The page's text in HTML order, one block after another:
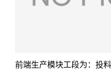
前端生产模块工段为：投